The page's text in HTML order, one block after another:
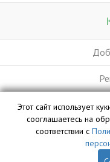
База данных сайта
собственностью
Этот сайт использует
сооглашаетесь на
соответствии с